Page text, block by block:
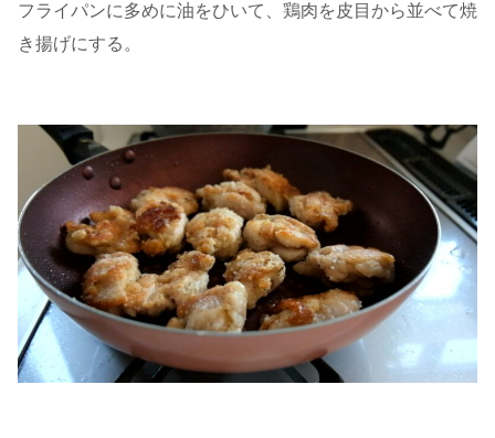
フライパンに多めに油をひいて、鶏肉を皮目から並べて焼
き揚げにする。